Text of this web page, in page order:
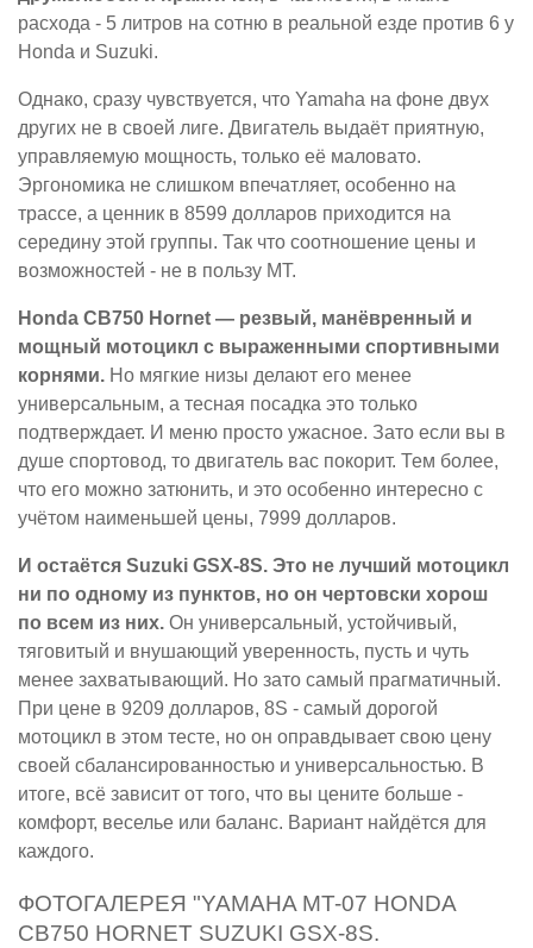
расхода - 5 литров на сотню в реальной езде против 6 у
Honda и Suzuki.
Однако, сразу чувствуется, что Yamaha на фоне двух
других не в своей лиге. Двигатель выдаёт приятную,
управляемую мощность, только её маловато.
Эргономика не слишком впечатляет, особенно на
трассе, а ценник в 8599 долларов приходится на
середину этой группы. Так что соотношение цены и
возможностей - не в пользу MT.
Honda CB750 Hornet — резвый, манёвренный и
мощный мотоцикл с выраженными спортивными
корнями. Но мягкие низы делают его менее
универсальным, а тесная посадка это только
подтверждает. И меню просто ужасное. Зато если вы в
душе спортовод, то двигатель вас покорит. Тем более,
что его можно затюнить, и это особенно интересно с
учётом наименьшей цены, 7999 долларов.
И остаётся Suzuki GSX-8S. Это не лучший мотоцикл
ни по одному из пунктов, но он чертовски хорош
по всем из них. Он универсальный, устойчивый,
тяговитый и внушающий уверенность, пусть и чуть
менее захватывающий. Но зато самый прагматичный.
При цене в 9209 долларов, 8S - самый дорогой
мотоцикл в этом тесте, но он оправдывает свою цену
своей сбалансированностью и универсальностью. В
итоге, всё зависит от того, что вы цените больше -
комфорт, веселье или баланс. Вариант найдётся для
каждого.
ФОТОГАЛЕРЕЯ "YAMAHA MT-07 HONDA
CB750 HORNET SUZUKI GSX-8S.